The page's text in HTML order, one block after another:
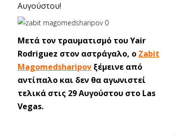
Αυγούστου!
Mετά τον τραυματισμό του Yair
Rodriguez στον αστράγαλο, o Zabit
Magomedsharipovξέμεινε από
αντίπαλο και δεν θα αγωνιστεί
τελικά στις 29 Αυγούστου στο Las
Vegas.